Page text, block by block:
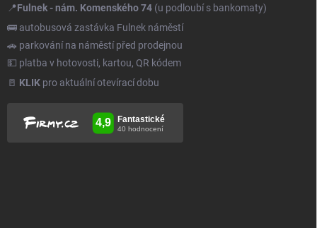
📍Fulnek - nám. Komenského 74 (u podloubí s bankomaty)
🚌 autobusová zastávka Fulnek náměstí
🚗 parkování na náměstí před prodejnou
💵 platba v hotovosti, kartou, QR kódem
🚪 KLIK pro aktuální otevírací dobu